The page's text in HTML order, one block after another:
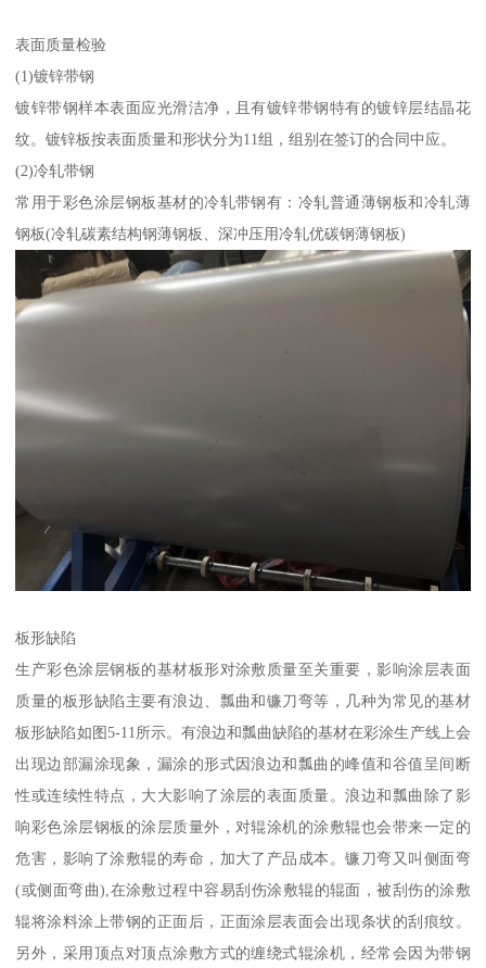
表面质量检验
(1)镀锌带钢
镀锌带钢样本表面应光滑洁净，且有镀锌带钢特有的镀锌层结晶花
纹。镀锌板按表面质量和形状分为11组，组别在签订的合同中应。
(2)冷轧带钢
常用于彩色涂层钢板基材的冷轧带钢有：冷轧普通薄钢板和冷轧薄
钢板(冷轧碳素结构钢薄钢板、深冲压用冷轧优碳钢薄钢板)
板形缺陷
生产彩色涂层钢板的基材板形对涂敷质量至关重要，影响涂层表面
质量的板形缺陷主要有浪边、瓢曲和镰刀弯等，几种为常见的基材
板形缺陷如图5-11所示。有浪边和瓢曲缺陷的基材在彩涂生产线上会
出现边部漏涂现象，漏涂的形式因浪边和瓢曲的峰值和谷值呈间断
性或连续性特点，大大影响了涂层的表面质量。浪边和瓢曲除了影
响彩色涂层钢板的涂层质量外，对辊涂机的涂敷辊也会带来一定的
危害，影响了涂敷辊的寿命，加大了产品成本。镰刀弯又叫侧面弯
(或侧面弯曲),在涂敷过程中容易刮伤涂敷辊的辊面，被刮伤的涂敷
辊将涂料涂上带钢的正面后，正面涂层表面会出现条状的刮痕纹。
另外，采用顶点对顶点涂敷方式的缠绕式辊涂机，经常会因为带钢